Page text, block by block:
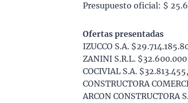
Presupuesto oficial: $
Ofertas presentadas
IZUCCO S.A.
ZANINI S.R.L. $32.600.000
COCIVIAL S.A.
CONSTRUCTORA
ARCON CONSTRUCTORA